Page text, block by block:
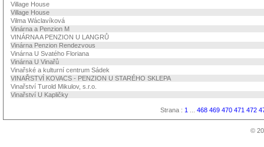
Village House
Village House
Vilma Wáclavíková
Vinárna a Penzion M
VINÁRNA A PENZION U LANGRŮ
Vinárna Penzion Rendezvous
Vinárna U Svatého Floriana
Vinárna U Vinařů
Vinařské a kulturní centrum Sádek
VINAŘSTVÍ KOVACS - PENZION U STARÉHO SKLEPA
Vinařství Turold Mikulov, s.r.o.
Vinařství U Kapličky
Strana : 1 468 469 470 471 472
©